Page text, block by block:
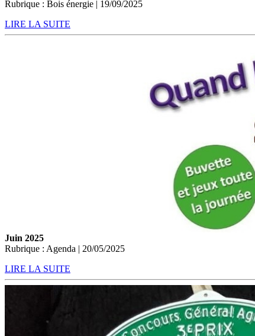
Rubrique : Bois énergie | 19/09/2025
LIRE LA SUITE
Juin 2025
Rubrique : Agenda | 20/05/2025
LIRE LA SUITE